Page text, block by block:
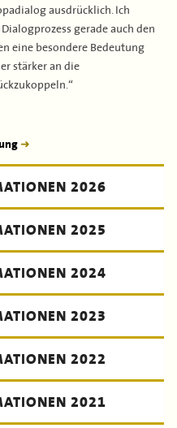
ausdrücklich. Ich
gerade auch den
eine besondere Bedeutung
stärker an die
2026
2025
2024
2023
2022
2021